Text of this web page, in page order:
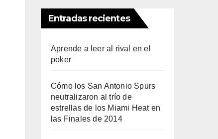
Entradas recientes
Aprende a leer al rival en el
poker
Cómo los San Antonio Spurs
neutralizaron al trío de
estrellas de los Miami Heat en
las Finales de 2014